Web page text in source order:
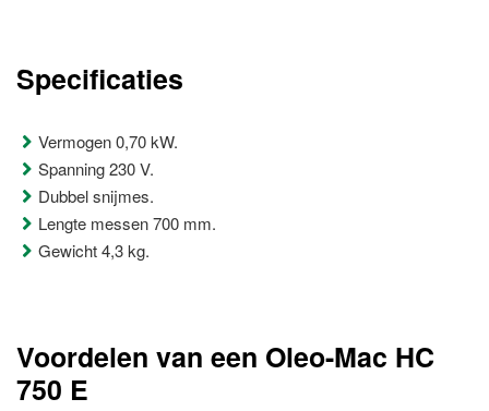
Specificaties
Vermogen 0,70 kW.
Spanning 230 V.
Dubbel snijmes.
Lengte messen 700 mm.
Gewicht 4,3 kg.
Voordelen van een Oleo-Mac HC
750 E